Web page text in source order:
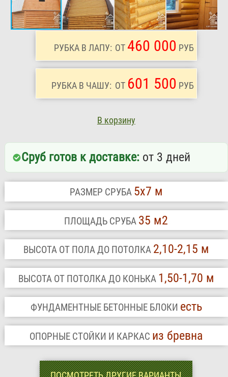
РУБКА В ЛАПУ: ОТ460 000 РУБ
РУБКА В ЧАШУ: ОТ 601 500 РУБ
В корзину
Сруб готов к доставке:от 3 дней
РАЗМЕР СРУБА 5х7 м
ПЛОЩАДЬ СРУБА 35 м2
ВЫСОТА ОТ ПОЛА ДО ПОТОЛКА 2,10-2,15 м
ВЫСОТА ОТ ПОТОЛКА ДО КОНЬКА 1,50-1,70 м
ФУНДАМЕНТНЫЕ БЕТОННЫЕ БЛОКИ есть
ОПОРНЫЕ СТОЙКИ И КАРКАС из бревна